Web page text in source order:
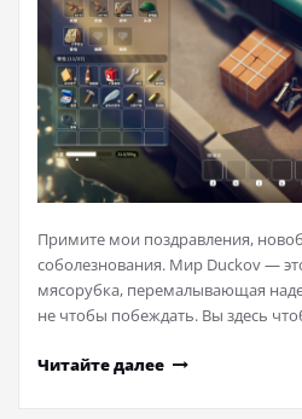
Примите мои поздравления,
соболезнования. Мир Duckov —
мясорубка, перемалывающая
не чтобы побеждать. Вы здесь
Читайте далее